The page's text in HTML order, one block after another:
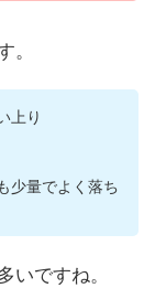
。
上り
少量でよく落ち
いですね。